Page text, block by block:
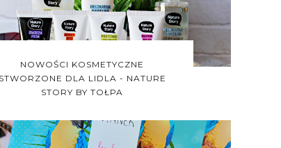
NOWOŚCI KOSMETYCZNE
STWORZONE DLA LIDLA - NATURE
STORY BY TOŁPA